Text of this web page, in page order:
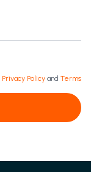
Privacy Policy and Terms